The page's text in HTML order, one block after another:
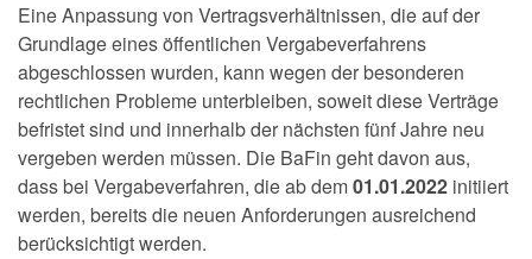
Eine Anpassung von Vertragsverhältnissen, die auf der
Grundlage eines öffentlichen Vergabeverfahrens
abgeschlossen wurden, kann wegen der besonderen
rechtlichen Probleme unterbleiben, soweit diese Verträge
befristet sind und innerhalb der nächsten fünf Jahre neu
vergeben werden müssen. Die BaFin geht davon aus,
dass bei Vergabeverfahren, die ab dem01.01.2022 initiiert
werden, bereits die neuen Anforderungen ausreichend
berücksichtigt werden.